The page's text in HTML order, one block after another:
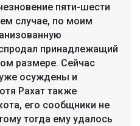
пяти-шести
случае, по моим
принадлежащий
размере. Сейчас
уже осуждены и
Рахат также
его сообщники не
тогда ему удалось